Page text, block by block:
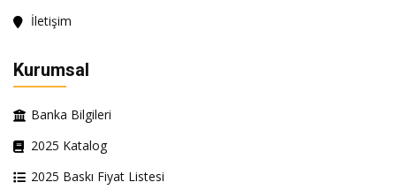
İletişim
Kurumsal
Banka Bilgileri
2025 Katalog
2025 Baskı Fiyat Listesi